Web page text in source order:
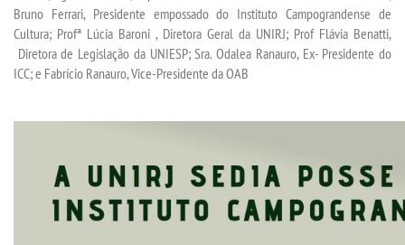
LOGIN
PORTAL DE PROFESSORES/ACADÊMICO
Bruno Ferrari, Presidente empossado do Instituto Campograndense de
Cultura; Profª Lúcia Baroni , Diretora Geral da UNIRJ; Prof Flávia Benatti,
Diretora de Legislação da UNIESP; Sra. Odalea Ranauro, Ex- Presidente do
ICC; e Fabrício Ranauro, Vice-Presidente da OAB